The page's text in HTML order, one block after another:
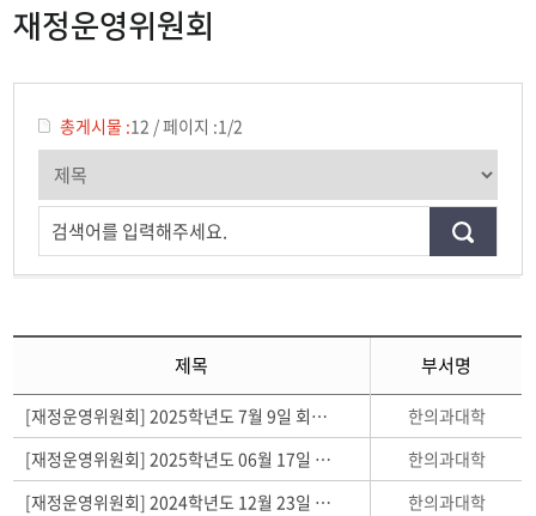
학생지원위원회
연구관리위원회
재정운영위원회
한의학발전위원회
재정운영위원회
총게시물 :12 /페이지 :1/2
검색어를 입력해주세요.
제목 부서명
[재정운영위원회] 2025학년도 7월 9일 회의결과
한의과대학
[재정운영위원회] 2025학년도 06월 17일 회의결과
한의과대학
[재정운영위원회] 2024학년도 12월 23일 회의결과
한의과대학